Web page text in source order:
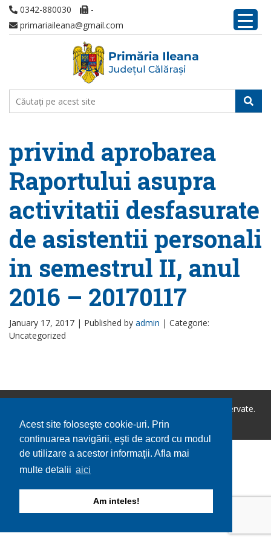
Acest site foloseşte cookie-uri. Prin
continuarea navigării, eşti de acord cu modul
de utilizare a acestor informaţii. Afla mai
multe detalii aici
Am inteles!
0342-880030
-
primariaileana@gmail.com
privind aprobarea
Raportului asupra
activitatii desfasurate
de asistentii personali
in semestrul II, anul
2016 – 20170117
January 17, 2017 | Published by admin | Categorie:
Uncategorized
Copyright © 2026 Comuna Ileana. Toate drepturile rezervate.
Utilizare cookie-uri